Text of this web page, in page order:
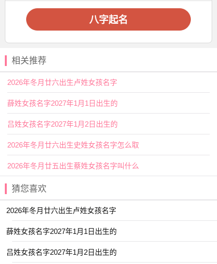
【书智】 【子乐】 【善怡】 【予诺】
【彤冉】 【婉筠】 【忻玉】 【恩雅】
【子颖】 【思雅】 【书颜】 【姝彤】
【希园】 【义瑶】 【乐淳】 【亦君】
【华琪】 【夏淼】 【婷曼】 【君芝】
【云琪】 【书言】 【宛央】 【姿琪】
【悠琼】 【心萌】 【岚月】 【尹黎】
【子璎】 【念清】 【家影】 【嘉彦】
【元芷】 【佳昕】 【姝霏】 【宸晓】
【与夏】 【予清】 【婉吟】 【元姝】
【冉婕】 【安娴】 【庭菡】 【可清】
【安琦】 【初岚】 【嘉宜】 【函琪】
【安盈】 【念初】 【云谣】 【妍若】
八字起名
相关推荐
2026年冬月廿六出生卢姓女孩名字
薛姓女孩名字2027年1月1日出生的
吕姓女孩名字2027年1月2日出生的
2026年冬月廿六出生史姓女孩名字怎么取
2026年冬月廿五出生蔡姓女孩名字叫什么
猜您喜欢
2026年冬月廿六出生卢姓女孩名字
薛姓女孩名字2027年1月1日出生的
吕姓女孩名字2027年1月2日出生的